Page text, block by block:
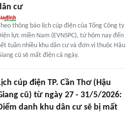
cư
thông báo lịch cúp điện của Tổng Công ty
lực miền Nam (EVNSPC), từ hôm nay đến
tuần nhiều khu dân cư và đơn vị thuộc Hậu
cũ sẽ mất điện cả ngày.
cúp điện TP. Cần Thơ (Hậu
cũ) từ ngày 27 - 31/5/2026:
danh khu dân cư sẽ bị mất